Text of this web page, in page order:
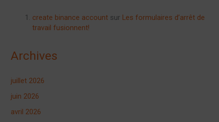
create binance account sur Les formulaires d’arrêt de
travail fusionnent!
Archives
juillet 2026
juin 2026
avril 2026